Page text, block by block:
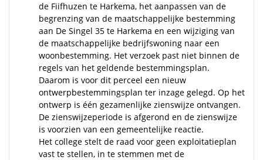
de Fiifhuzen te Harkema, het aanpassen van de
begrenzing van de maatschappelijke bestemming
aan De Singel 35 te Harkema en een wijziging van
de maatschappelijke bedrijfswoning naar een
woonbestemming. Het verzoek past niet binnen de
regels van het geldende bestemmingsplan.
Daarom is voor dit perceel een nieuw
ontwerpbestemmingsplan ter inzage gelegd. Op het
ontwerp is één gezamenlijke zienswijze ontvangen.
De zienswijzeperiode is afgerond en de zienswijze
is voorzien van een gemeentelijke reactie.
Het college stelt de raad voor geen exploitatieplan
vast te stellen, in te stemmen met de